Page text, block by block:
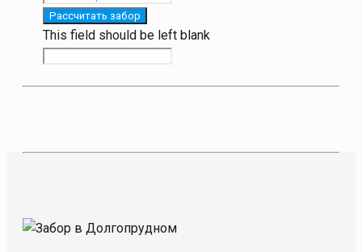
Рассчитать забор
This field should be left blank